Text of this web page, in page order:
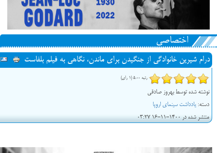
اختصاصی
درام شیرین خانوادگی از جنگیدن برای ماندن، نگاهی به فیلم بلفاست
رتبه 5.00 (1 رای)
نوشته شده توسط بهروز صادقی
دسته: یادداشت سینمای اروپا
منتشر شده در 1400-11-16 03:27